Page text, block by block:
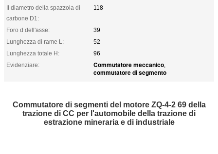
Il diametro della spazzola di
carbone D1:
118
Foro d dell'asse:
39
Lunghezza di rame L:
52
Lunghezza totale H:
96
Evidenziare:
Commutatore meccanico,
commutatore di segmento
Commutatore di segmenti del motore ZQ-4-2 69 della
trazione di CC per l'automobile della trazione di
estrazione mineraria e di industriale